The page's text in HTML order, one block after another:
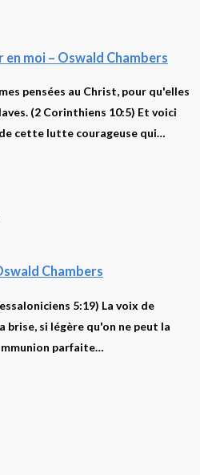
en moi – Oswald Chambers
pensées au Christ, pour qu'elles
(2 Corinthiens 10:5) Et voici
cette lutte courageuse qui…
Chambers
5:19) La voix de
brise, si légère qu'on ne peut la
parfaite…